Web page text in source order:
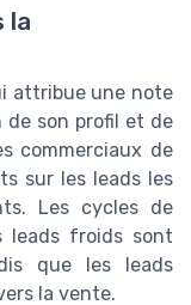
la
attribue une note
son profil et de
commerciaux de
sur les leads les
Les cycles de
leads froids sont
que les leads
la vente.